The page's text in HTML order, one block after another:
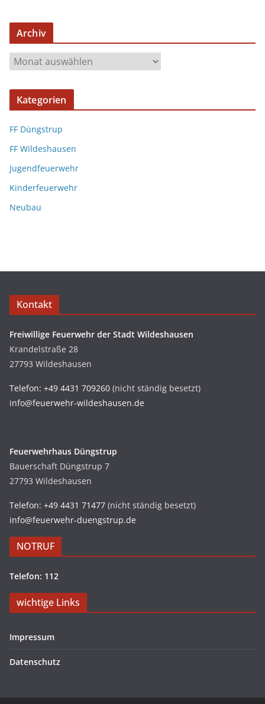
Archiv
Kategorien
FF Düngstrup
FF Wildeshausen
Jugendfeuerwehr
Kinderfeuerwehr
Neubau
Kontakt
Freiwillige Feuerwehr der Stadt Wildeshausen
Krandelstraße 28
27793 Wildeshausen
Telefon: +49 4431 709260 (nicht ständig besetzt)
info@feuerwehr-wildeshausen.de
Feuerwehrhaus Düngstrup
Bauerschaft Düngstrup 7
27793 Wildeshausen
Telefon: +49 4431 71477 (nicht ständig besetzt)
info@feuerwehr-duengstrup.de
NOTRUF
Telefon: 112
wichtige Links
Impressum
Datenschutz